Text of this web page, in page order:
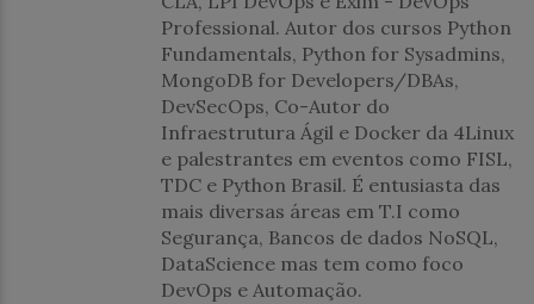
Professional. Autor dos cursos Python
Fundamentals, Python for Sysadmins,
MongoDB for Developers/DBAs,
DevSecOps, Co-Autor do
Infraestrutura Ágil e Docker da 4Linux
e palestrantes em eventos como FISL,
TDC e Python Brasil. É entusiasta das
mais diversas áreas em T.I como
Segurança, Bancos de dados NoSQL,
DataScience mas tem como foco
DevOps e Automação.